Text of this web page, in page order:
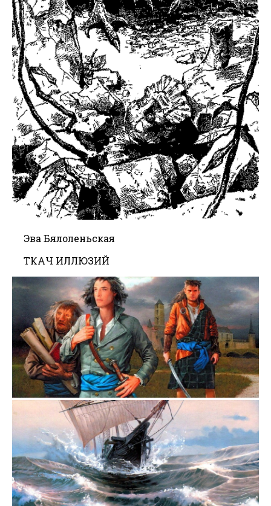
Эва Бялоленьская
ТКАЧ ИЛЛЮЗИЙ